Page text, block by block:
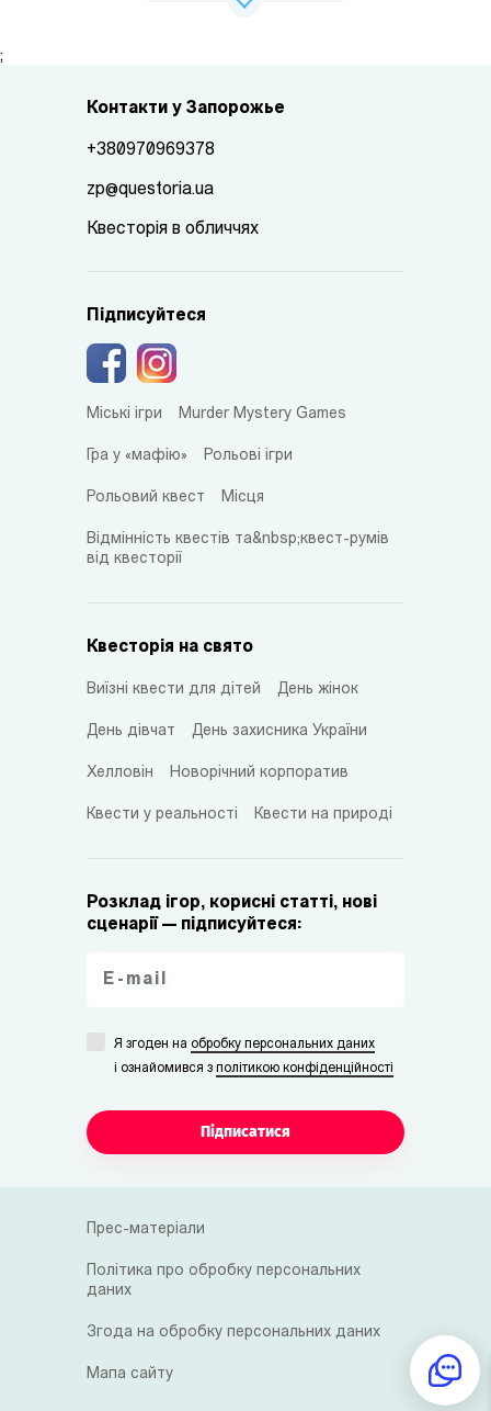
;
Контакти у Запорожье
+380970969378
zp@questoria.ua
Квесторія в обличчях
Підписуйтеся
Міські ігри Murder Mystery Games
Гра у «мафію» Рольові ігри
Рольовий квест Місця
Відмінність квестів та&nbsp;квест-румів
від квесторії
Квесторія на свято
Виїзні квести для дітей День жінок
День дівчат День захисника України
Хелловін Новорічний корпоратив
Квести у реальності Квести на природі
Розклад ігор, корисні статті, нові
сценарії — підписуйтеся:
Я згоден на обробку персональних даних
i ознайомився з політикою конфіденційності
Підписатися
Прес-матеріали
Політика про обробку персональних
даних
Згода на обробку персональних даних
Мапа сайту